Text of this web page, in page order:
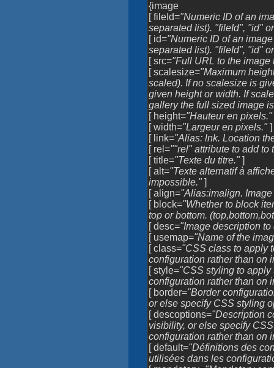
{image
[ fileId="Numeric ID of an
separated list). "fileId", "id"
[ id="Numeric ID of an
separated list). "fileId", "id"
[ src="Full URL to the
[ scalesize="Maximum
scaled). If no scalesize is
given height or width. If
gallery the full sized image
[ height="Hauteur en pixels."
[ width="Largeur en pixels."]
[ link="Alias: lnk. Location
[ rel=""rel" attribute to add to
[ title="Texte du titre."]
[ alt="Texte alternatif à
impossible."]
[ align="Alias:imalign.
[ block="Whether to block
top or bottom.
[ desc="Image description
[ usemap="Name of the
[ class="CSS class to apply
configuration rather than on
[ style="CSS styling to
configuration rather than on
[ border="Border
or else specify CSS styling
[ descoptions="Description
visibility, or else specify
configuration rather than on
[ default="Définitions des
utilisées dans les